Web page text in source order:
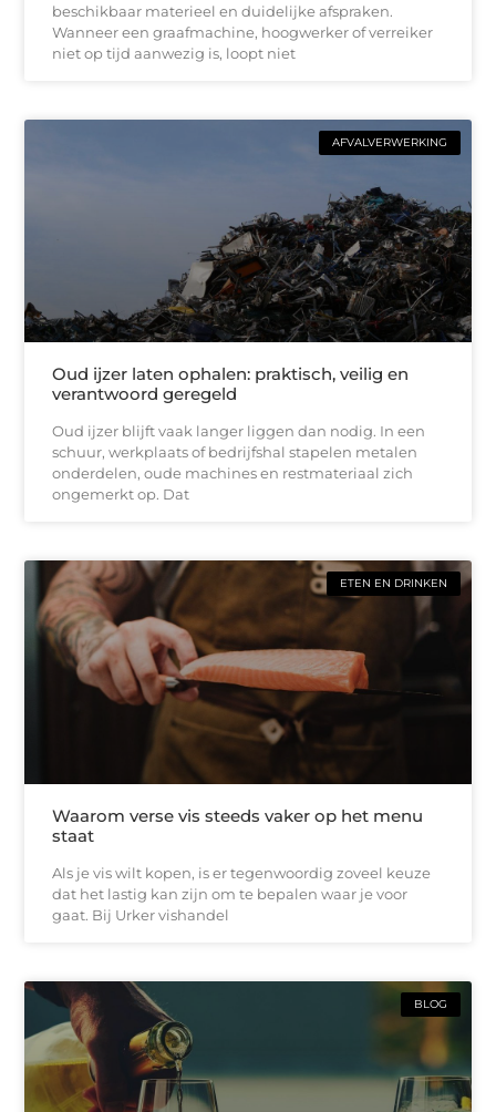
beschikbaar materieel en duidelijke afspraken.
Wanneer een graafmachine, hoogwerker of verreiker
niet op tijd aanwezig is, loopt niet
AFVALVERWERKING
Oud ijzer laten ophalen: praktisch, veilig en
verantwoord geregeld
Oud ijzer blijft vaak langer liggen dan nodig. In een
schuur, werkplaats of bedrijfshal stapelen metalen
onderdelen, oude machines en restmateriaal zich
ongemerkt op. Dat
ETEN EN DRINKEN
Waarom verse vis steeds vaker op het menu
staat
Als je vis wilt kopen, is er tegenwoordig zoveel keuze
dat het lastig kan zijn om te bepalen waar je voor
gaat. Bij Urker vishandel
BLOG